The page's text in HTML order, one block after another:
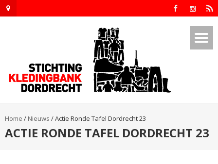
Home / Nieuws /Actie Ronde Tafel Dordrecht 23
ACTIE RONDE TAFEL DORDRECHT 23